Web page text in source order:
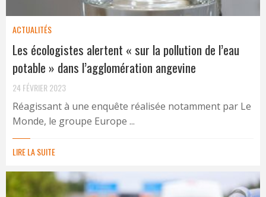
ACTUALITÉS
Les écologistes alertent « sur la pollution de l’eau
potable » dans l’agglomération angevine
24 FÉVRIER 2023
Réagissant à une enquête réalisée notamment par Le
Monde, le groupe Europe ...
LIRE LA SUITE